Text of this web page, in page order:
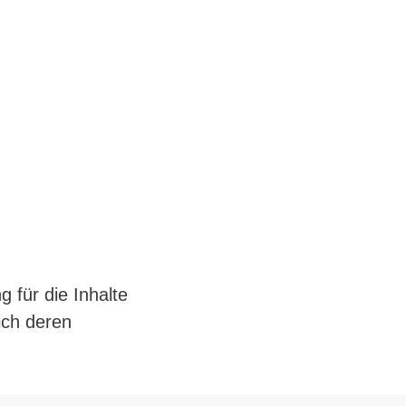
für die Inhalte
deren